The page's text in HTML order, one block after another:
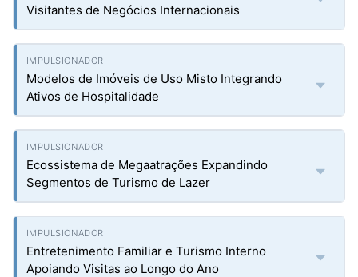
Visitantes de Negócios Internacionais
Modelos de Imóveis de Uso Misto Integrando
Ativos de Hospitalidade
Ecossistema de Megaatrações Expandindo
Segmentos de Turismo de Lazer
Entretenimento Familiar e Turismo Interno
Apoiando Visitas ao Longo do Ano